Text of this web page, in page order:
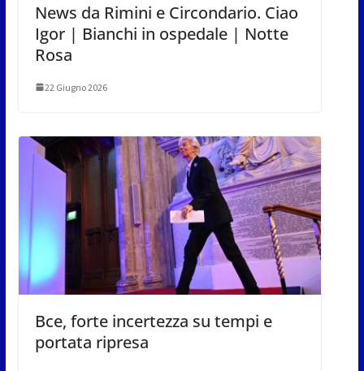
News da Rimini e Circondario. Ciao
Igor | Bianchi in ospedale | Notte
Rosa
22 Giugno 2026
Bce, forte incertezza su tempi e
portata ripresa